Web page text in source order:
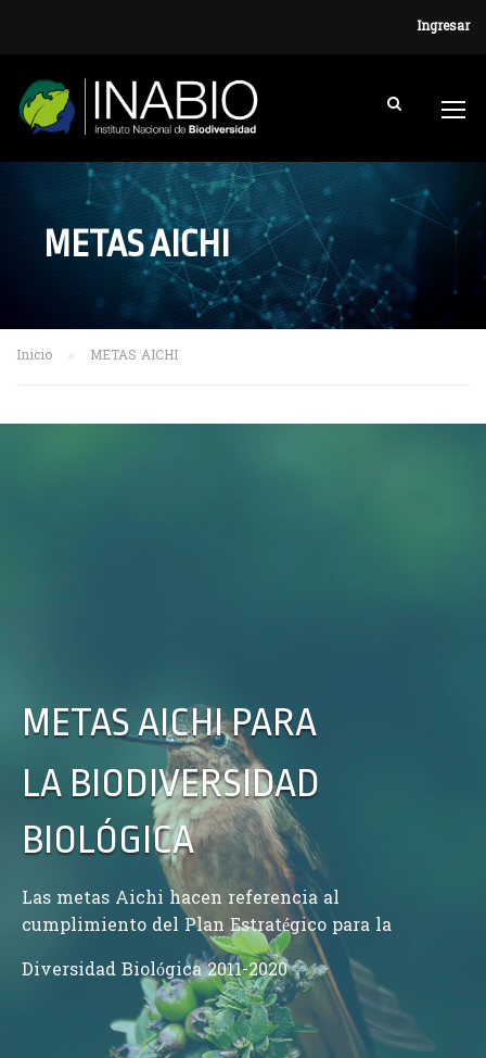
Ingresar
METAS AICHI
Inicio METAS AICHI
METAS AICHI PARA
LA BIODIVERSIDAD
BIOLÓGICA
Las metas Aichi hacen referencia al
cumplimiento del Plan Estratégico para la
Diversidad Biológica 2011-2020